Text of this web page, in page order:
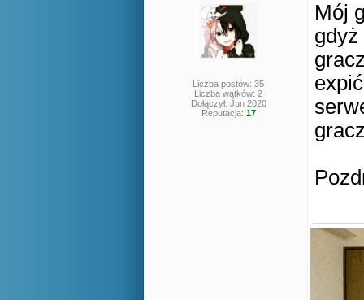
Liczba postów: 35
Liczba wątków: 2
Dołączył: Jun 2020
Reputacja: 17
Mój
gdyż